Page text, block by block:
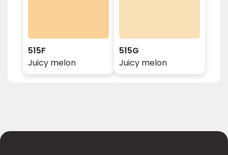
515F
Juicy melon
515G
Juicy melon